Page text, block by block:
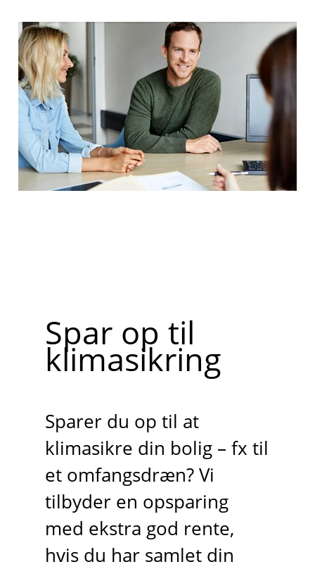
Spar op til
klimasikring
Sparer du op til at
klimasikre din bolig – fx til
et omfangsdræn? Vi
tilbyder en opsparing
med ekstra god rente,
hvis du har samlet din